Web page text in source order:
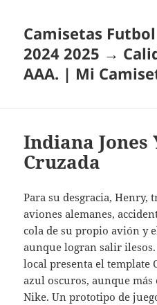
Camisetas
2024 2025 →
AAA. | Mi
Indiana
Cruzada
Para su desgracia, Henry,
aviones alemanes,
cola de su propio avión y
aunque logran salir
local presenta el template
azul oscuros, aunque
Nike. Un prototipo de